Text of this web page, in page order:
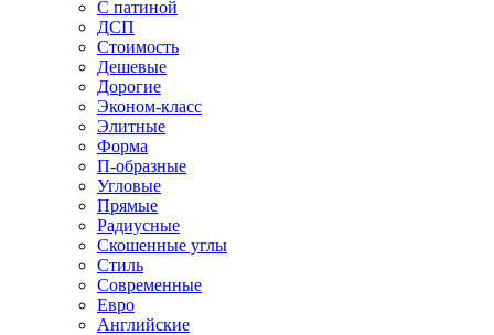
С патиной
ДСП
Стоимость
Дешевые
Дорогие
Эконом-класс
Элитные
Форма
П-образные
Угловые
Прямые
Радиусные
Скошенные углы
Стиль
Современные
Евро
Английские